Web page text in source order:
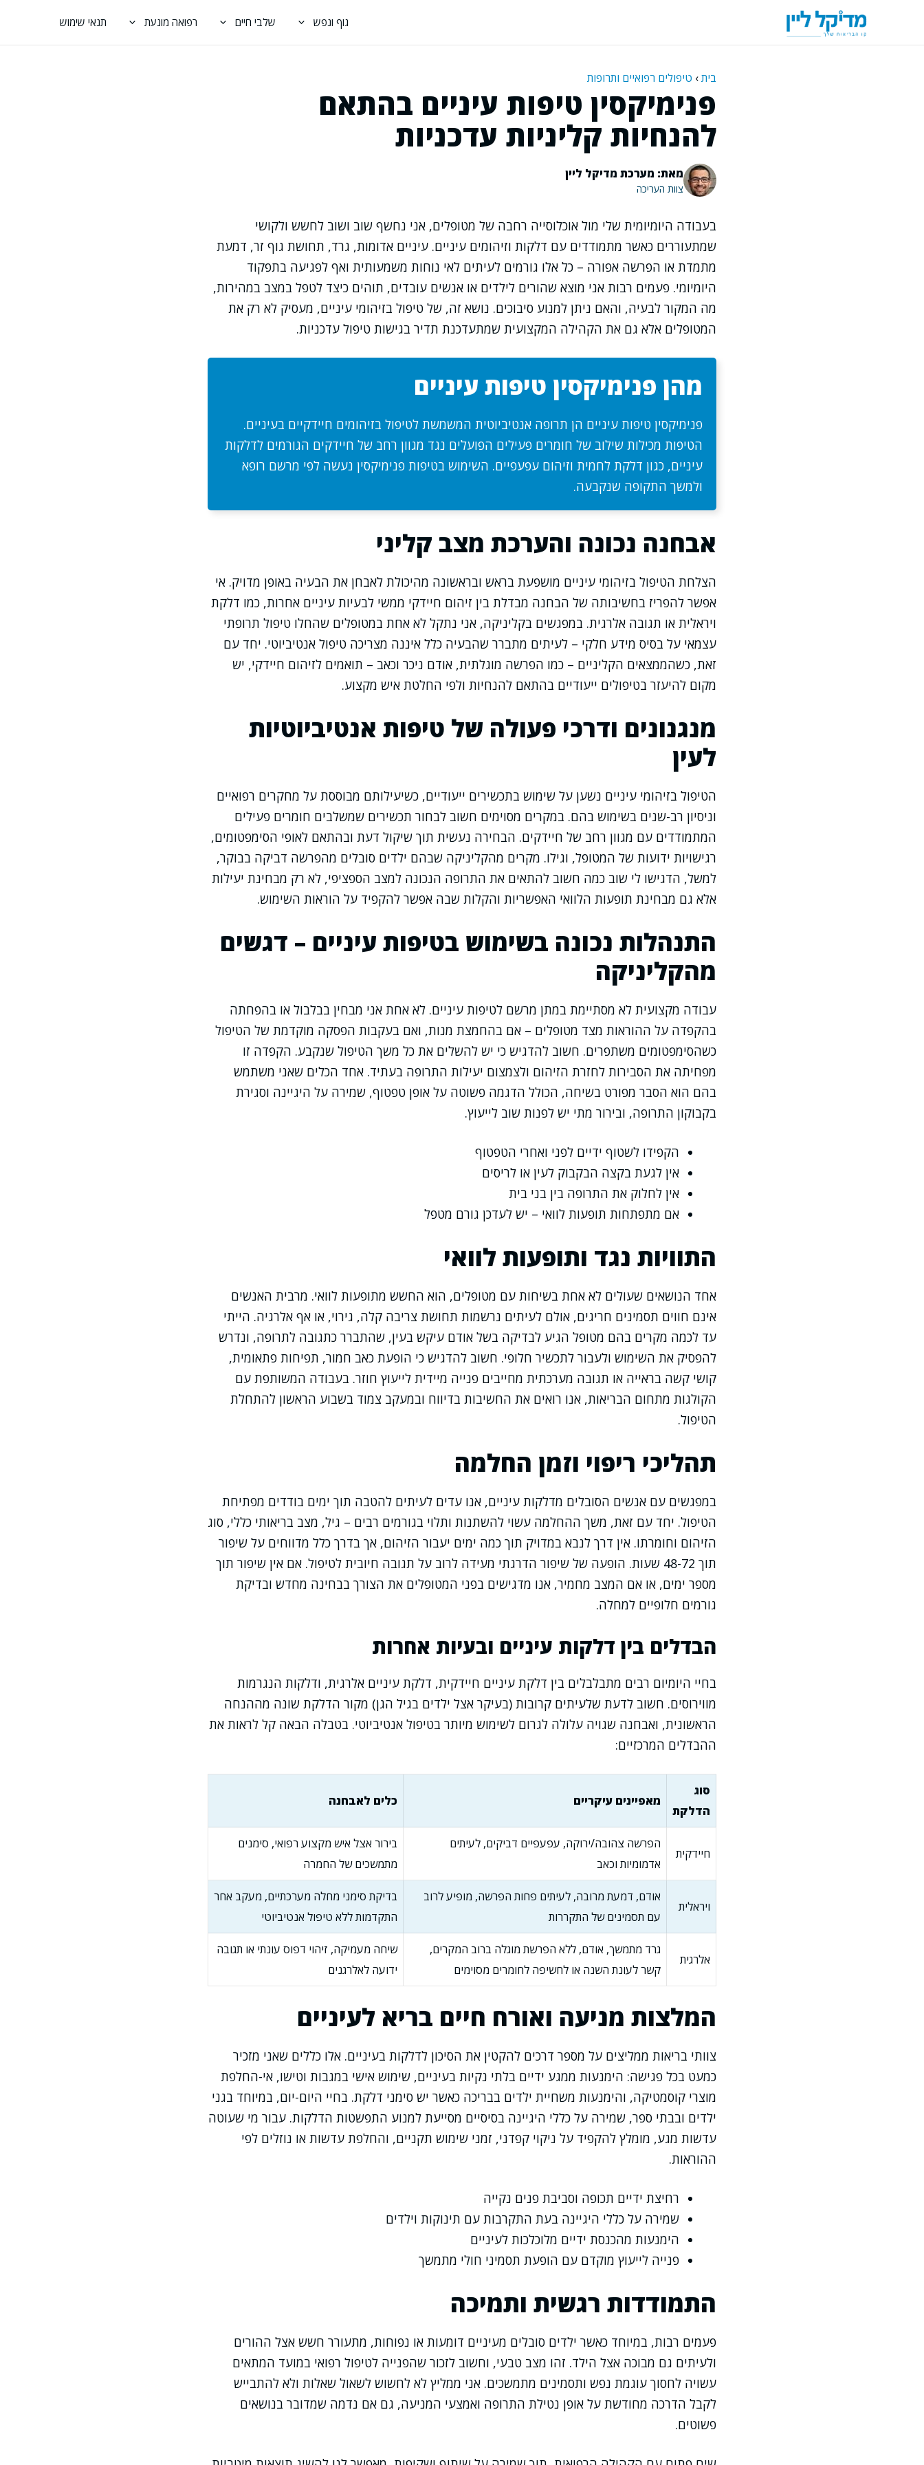
גוף ונפש שלבי חיים רפואה מונעת תנאי שימוש
בית› טיפולים רפואיים ותרופות
פנימיקסין טיפות עיניים בהתאם
להנחיות קליניות עדכניות
מאת: מערכת מדיקל ליין
צוות העריכה
בעבודה היומיומית שלי מול אוכלוסייה רחבה של מטופלים, אני נחשף שוב ושוב לחשש ולקושי
שמתעוררים כאשר מתמודדים עם דלקות וזיהומים עיניים. עיניים אדומות, גרד, תחושת גוף זר, דמעת
מתמדת או הפרשה אפורה – כל אלו גורמים לעיתים לאי נוחות משמעותית ואף לפגיעה בתפקוד
היומיומי. פעמים רבות אני מוצא שהורים לילדים או אנשים עובדים, תוהים כיצד לטפל במצב במהירות,
מה המקור לבעיה, והאם ניתן למנוע סיבוכים. נושא זה, של טיפול בזיהומי עיניים, מעסיק לא רק את
המטופלים אלא גם את הקהילה המקצועית שמתעדכנת תדיר בגישות טיפול עדכניות.
מהן פנימיקסין טיפות עיניים
פנימיקסין טיפות עיניים הן תרופה אנטיביוטית המשמשת לטיפול בזיהומים חיידקיים בעיניים.
הטיפות מכילות שילוב של חומרים פעילים הפועלים נגד מגוון רחב של חיידקים הגורמים לדלקות
עיניים, כגון דלקת לחמית וזיהום עפעפיים. השימוש בטיפות פנימיקסין נעשה לפי מרשם רופא
ולמשך התקופה שנקבעה.
אבחנה נכונה והערכת מצב קליני
הצלחת הטיפול בזיהומי עיניים מושפעת בראש ובראשונה מהיכולת לאבחן את הבעיה באופן מדויק. אי
אפשר להפריז בחשיבותה של הבחנה מבדלת בין זיהום חיידקי ממשי לבעיות עיניים אחרות, כמו דלקת
ויראלית או תגובה אלרגית. במפגשים בקליניקה, אני נתקל לא אחת במטופלים שהחלו טיפול תרופתי
עצמאי על בסיס מידע חלקי – לעיתים מתברר שהבעיה כלל איננה מצריכה טיפול אנטיביוטי. יחד עם
זאת, כשהממצאים הקליניים – כמו הפרשה מוגלתית, אודם ניכר וכאב – תואמים לזיהום חיידקי, יש
מקום להיעזר בטיפולים ייעודיים בהתאם להנחיות ולפי החלטת איש מקצוע.
מנגנונים ודרכי פעולה של טיפות אנטיביוטיות
לעין
הטיפול בזיהומי עיניים נשען על שימוש בתכשירים ייעודיים, כשיעילותם מבוססת על מחקרים רפואיים
וניסיון רב-שנים בשימוש בהם. במקרים מסוימים חשוב לבחור תכשירים שמשלבים חומרים פעילים
המתמודדים עם מגוון רחב של חיידקים. הבחירה נעשית תוך שיקול דעת ובהתאם לאופי הסימפטומים,
רגישויות ידועות של המטופל, וגילו. מקרים מהקליניקה שבהם ילדים סובלים מהפרשה דביקה בבוקר,
למשל, הדגישו לי שוב כמה חשוב להתאים את התרופה הנכונה למצב הספציפי, לא רק מבחינת יעילות
אלא גם מבחינת תופעות הלוואי האפשריות והקלות שבה אפשר להקפיד על הוראות השימוש.
התנהלות נכונה בשימוש בטיפות עיניים – דגשים
מהקליניקה
עבודה מקצועית לא מסתיימת במתן מרשם לטיפות עיניים. לא אחת אני מבחין בבלבול או בהפחתה
בהקפדה על ההוראות מצד מטופלים – אם בהחמצת מנות, ואם בעקבות הפסקה מוקדמת של הטיפול
כשהסימפטומים משתפרים. חשוב להדגיש כי יש להשלים את כל משך הטיפול שנקבע. הקפדה זו
מפחיתה את הסבירות לחזרת הזיהום ולצמצום יעילות התרופה בעתיד. אחד הכלים שאני משתמש
בהם הוא הסבר מפורט בשיחה, הכולל הדגמה פשוטה על אופן טפטוף, שמירה על היגיינה וסגירת
בקבוקון התרופה, ובירור מתי יש לפנות שוב לייעוץ.
הקפידו לשטוף ידיים לפני ואחרי הטפטוף
אין לגעת בקצה הבקבוק לעין או לריסים
אין לחלוק את התרופה בין בני בית
אם מתפתחות תופעות לוואי – יש לעדכן גורם מטפל
התוויות נגד ותופעות לוואי
אחד הנושאים שעולים לא אחת בשיחות עם מטופלים, הוא החשש מתופעות לוואי. מרבית האנשים
אינם חווים תסמינים חריגים, אולם לעיתים נרשמות תחושת צריבה קלה, גירוי, או אף אלרגיה. הייתי
עד לכמה מקרים בהם מטופל הגיע לבדיקה בשל אודם עיקש בעין, שהתברר כתגובה לתרופה, ונדרש
להפסיק את השימוש ולעבור לתכשיר חלופי. חשוב להדגיש כי הופעת כאב חמור, תפיחות פתאומית,
קושי קשה בראייה או תגובה מערכתית מחייבים פנייה מיידית לייעוץ חוזר. בעבודה המשותפת עם
הקולגות מתחום הבריאות, אנו רואים את החשיבות בדיווח ובמעקב צמוד בשבוע הראשון להתחלת
הטיפול.
תהליכי ריפוי וזמן החלמה
במפגשים עם אנשים הסובלים מדלקות עיניים, אנו עדים לעיתים להטבה תוך ימים בודדים מפתיחת
הטיפול. יחד עם זאת, משך ההחלמה עשוי להשתנות ותלוי בגורמים רבים – גיל, מצב בריאותי כללי, סוג
הזיהום וחומרתו. אין דרך לנבא במדויק תוך כמה ימים יעבור הזיהום, אך בדרך כלל מדווחים על שיפור
תוך 48-72 שעות. הופעה של שיפור הדרגתי מעידה לרוב על תגובה חיובית לטיפול. אם אין שיפור תוך
מספר ימים, או אם המצב מחמיר, אנו מדגישים בפני המטופלים את הצורך בבחינה מחדש ובדיקת
גורמים חלופיים למחלה.
הבדלים בין דלקות עיניים ובעיות אחרות
בחיי היומיום רבים מתבלבלים בין דלקת עיניים חיידקית, דלקת עיניים אלרגית, ודלקות הנגרמות
מווירוסים. חשוב לדעת שלעיתים קרובות (בעיקר אצל ילדים בגיל הגן) מקור הדלקת שונה מההנחה
הראשונית, ואבחנה שגויה עלולה לגרום לשימוש מיותר בטיפול אנטיביוטי. בטבלה הבאה קל לראות את
ההבדלים המרכזיים:
סוג
הדלקת
מאפיינים עיקריים כלים לאבחנה
חיידקית
הפרשה צהובה/ירוקה, עפעפיים דביקים, לעיתים
אדמומיות וכאב
בירור אצל איש מקצוע רפואי, סימנים
מתמשכים של החמרה
ויראלית
אודם, דמעת מרובה, לעיתים פחות הפרשה, מופיע לרוב
עם תסמינים של התקררות
בדיקת סימני מחלה מערכתיים, מעקב אחר
התקדמות ללא טיפול אנטיביוטי
אלרגית
גרד מתמשך, אודם, ללא הפרשת מוגלה ברוב המקרים,
קשר לעונת השנה או לחשיפה לחומרים מסוימים
שיחה מעמיקה, זיהוי דפוס עונתי או תגובה
ידועה לאלרגנים
המלצות מניעה ואורח חיים בריא לעיניים
צוותי בריאות ממליצים על מספר דרכים להקטין את הסיכון לדלקות בעיניים. אלו כללים שאני מזכיר
כמעט בכל פגישה: הימנעות ממגע ידיים בלתי נקיות בעיניים, שימוש אישי במגבות וטישו, אי-החלפת
מוצרי קוסמטיקה, והימנעות משחיית ילדים בבריכה כאשר יש סימני דלקת. בחיי היום-יום, במיוחד בגני
ילדים ובבתי ספר, שמירה על כללי היגיינה בסיסיים מסייעת למנוע התפשטות הדלקות. עבור מי שעוטה
עדשות מגע, מומלץ להקפיד על ניקוי קפדני, זמני שימוש תקניים, והחלפת עדשות או נוזלים לפי
ההוראות.
רחיצת ידיים תכופה וסביבת פנים נקייה
שמירה על כללי היגיינה בעת התקרבות עם תינוקות וילדים
הימנעות מהכנסת ידיים מלוכלכות לעיניים
פנייה לייעוץ מוקדם עם הופעת תסמיני חולי מתמשך
התמודדות רגשית ותמיכה
פעמים רבות, במיוחד כאשר ילדים סובלים מעיניים דומעות או נפוחות, מתעורר חשש אצל ההורים
ולעיתים גם מבוכה אצל הילד. זהו מצב טבעי, וחשוב לזכור שהפנייה לטיפול רפואי במועד המתאים
עשויה לחסוך עוגמת נפש ותסמינים מתמשכים. אני ממליץ לא לחשוש לשאול שאלות ולא להתבייש
לקבל הדרכה מחודשת על אופן נטילת התרופה ואמצעי המניעה, גם אם נדמה שמדובר בנושאים
פשוטים.